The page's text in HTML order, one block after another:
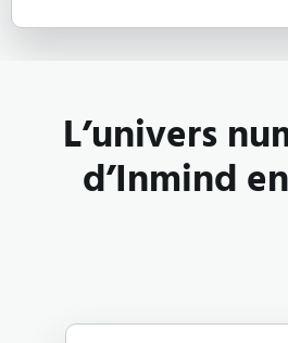
L’univers
d’Inmind